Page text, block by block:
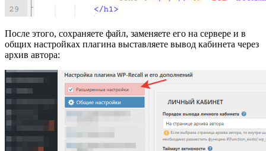
После этого, сохраняете файл, заменяете его на сервере и в
общих настройках плагина выставляете вывод кабинета через
архив автора: